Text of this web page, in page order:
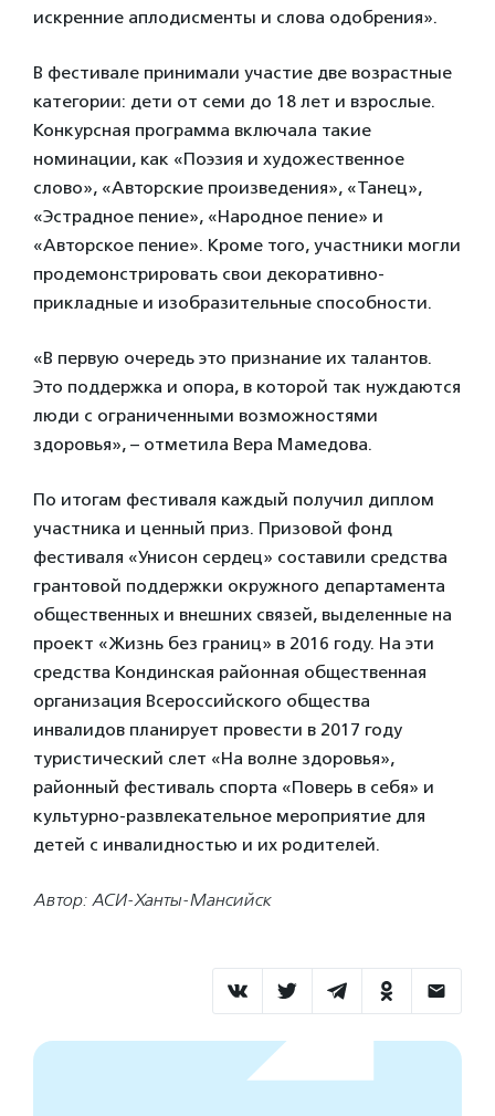
искренние аплодисменты и слова одобрения».
В фестивале принимали участие две возрастные
категории: дети от семи до 18 лет и взрослые.
Конкурсная программа включала такие
номинации, как «Поэзия и художественное
слово», «Авторские произведения», «Танец»,
«Эстрадное пение», «Народное пение» и
«Авторское пение». Кроме того, участники могли
продемонстрировать свои декоративно-
прикладные и изобразительные способности.
«В первую очередь это признание их талантов.
Это поддержка и опора, в которой так нуждаются
люди с ограниченными возможностями
здоровья», – отметила Вера Мамедова.
По итогам фестиваля каждый получил диплом
участника и ценный приз. Призовой фонд
фестиваля «Унисон сердец» составили средства
грантовой поддержки окружного департамента
общественных и внешних связей, выделенные на
проект «Жизнь без границ» в 2016 году. На эти
средства Кондинская районная общественная
организация Всероссийского общества
инвалидов планирует провести в 2017 году
туристический слет «На волне здоровья»,
районный фестиваль спорта «Поверь в себя» и
культурно-развлекательное мероприятие для
детей с инвалидностью и их родителей.
Автор: АСИ-Ханты-Мансийск